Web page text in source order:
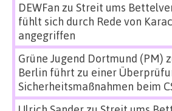
DEWFan zu Streit ums
fühlt sich durch Rede von
angegriffen
Grüne Jugend Dortmund (PM)
Berlin führt zu einer
Sicherheitsmaßnahmen beim